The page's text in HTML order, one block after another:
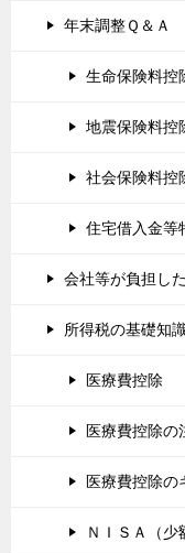
年末調整Ｑ＆Ａ
生命保険料控
地震保険料控
社会保険料控
住宅借入金等
会社等が負担し
所得税の基礎知
医療費控除
医療費控除の
医療費控除の
ＮＩＳＡ（